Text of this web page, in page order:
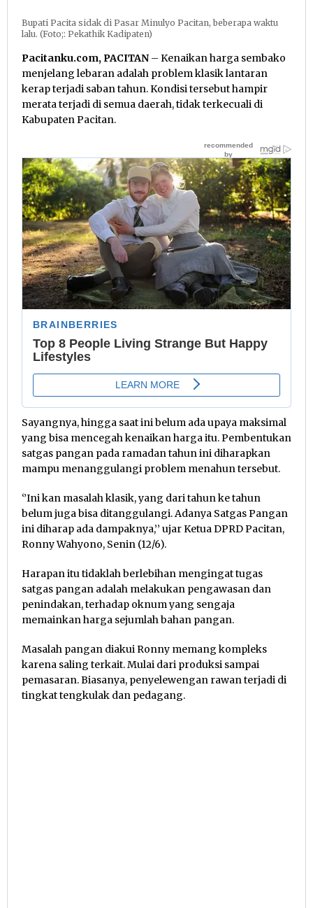
Bupati Pacita sidak di Pasar Minulyo Pacitan, beberapa waktu
lalu. (Foto;: Pekathik Kadipaten)
Pacitanku.com, PACITAN – Kenaikan harga sembako
menjelang lebaran adalah problem klasik lantaran
kerap terjadi saban tahun. Kondisi tersebut hampir
merata terjadi di semua daerah, tidak terkecuali di
Kabupaten Pacitan.
Sayangnya, hingga saat ini belum ada upaya maksimal
yang bisa mencegah kenaikan harga itu. Pembentukan
satgas pangan pada ramadan tahun ini diharapkan
mampu menanggulangi problem menahun tersebut.
‘’Ini kan masalah klasik, yang dari tahun ke tahun
belum juga bisa ditanggulangi. Adanya Satgas Pangan
ini diharap ada dampaknya,’’ ujar Ketua DPRD Pacitan,
Ronny Wahyono, Senin (12/6).
Harapan itu tidaklah berlebihan mengingat tugas
satgas pangan adalah melakukan pengawasan dan
penindakan, terhadap oknum yang sengaja
memainkan harga sejumlah bahan pangan.
Masalah pangan diakui Ronny memang kompleks
karena saling terkait. Mulai dari produksi sampai
pemasaran. Biasanya, penyelewengan rawan terjadi di
tingkat tengkulak dan pedagang.